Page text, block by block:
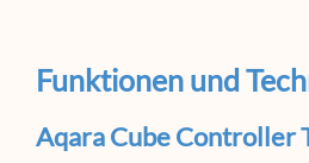
Funktionen und
Aqara Cube Controller